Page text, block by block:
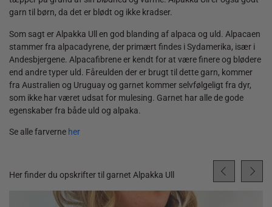
garn til børn, da det er blødt og ikke kradser.
Som sagt er Alpakka Ull en god blanding af alpaca og uld. Alpacaen
stammer fra alpacadyrene, der primært findes i Sydamerika, især i
Andesbjergene. Alpacafibrene er kendt for at være finere og blødere
end andre typer uld. Fåreulden der er brugt til dette garn, kommer
fra Australien og Uruguay og garnet kommer selvfølgeligt fra dyr,
som ikke har været udsat for mulesing. Garnet har alle de gode
egenskaber fra både uld og alpaka.
Se alle farverne her
Her finder du opskrifter til garnet Alpakka Ull